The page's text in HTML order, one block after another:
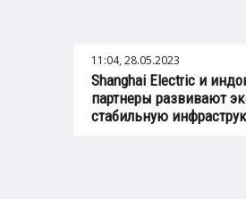
11:04, 28.05.2023
Shanghai Electric и
партнеры развивают
стабильную